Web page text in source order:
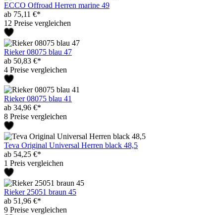
ECCO Offroad Herren marine 49
ab 75,11 €*
12 Preise vergleichen
Rieker 08075 blau 47
ab 50,83 €*
4 Preise vergleichen
Rieker 08075 blau 41
ab 34,96 €*
8 Preise vergleichen
Teva Original Universal Herren black 48,5
ab 54,25 €*
1 Preis vergleichen
Rieker 25051 braun 45
ab 51,96 €*
9 Preise vergleichen